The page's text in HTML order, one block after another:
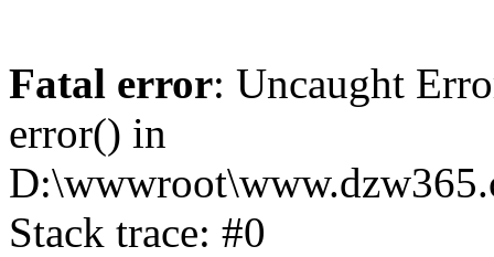
Fatal error: Uncaught
error() in
Stack trace: #0